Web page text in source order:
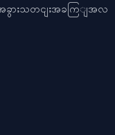
အခွားသတငျးအခကြျအလ